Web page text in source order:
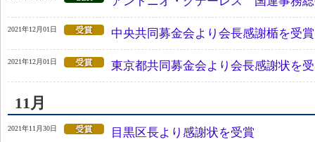
2021年12月01日 中央共同募金会より会長感謝楯を受賞
2021年12月01日 東京都共同募金会より会長感謝状を
11月
2021年11月30日 目黒区長より感謝状を受賞